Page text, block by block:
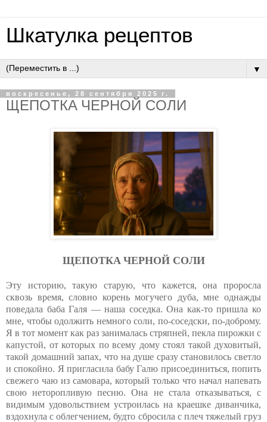
Шкатулка рецептов
▼
воскресенье, 28 сентября 2025 г.
ЩEПOТКA ЧEPНOЙ COЛИ
ЩEПOТКA ЧEPНOЙ COЛИ
Эту историю, такую старую, что кажется, она проросла
сквозь время, словно корень могучего дуба, мне однажды
поведала баба Галя — наша соседка. Она как-то пришла ко
мне, чтобы одолжить немного соли, по-соседски, по-доброму.
Я в тот момент как раз занималась стряпней, пекла пирожки с
капустой, от которых по всему дому стоял такой духовитый,
такой домашний запах, что на душе сразу становилось светло
и спокойно. Я пригласила бабу Галю присоединиться, попить
свежего чаю из самовара, который только что начал напевать
свою неторопливую песню. Она не стала отказываться, с
видимым удовольствием устроилась на краешке диванчика,
вздохнула с облегчением, будто сбросила с плеч тяжелый груз